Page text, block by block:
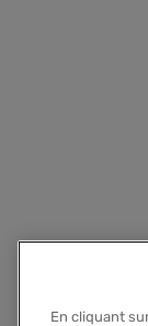
En cliquant